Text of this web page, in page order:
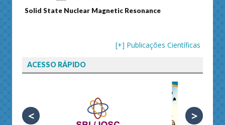
Solid State Nuclear Magnetic Resonance
[+] Publicações Científicas
ACESSO RÁPIDO
< >